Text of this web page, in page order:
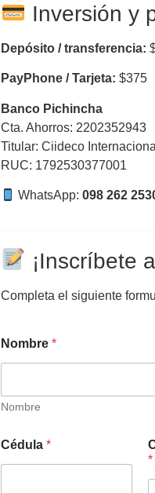
Inversión y
Depósito / transferencia:
PayPhone / Tarjeta: $375
Banco Pichincha
Cta. Ahorros: 2202352943
Titular: Ciideco Internacional
RUC: 1792530377001
WhatsApp:098 262
¡Inscríbete
Completa el siguiente
Nombre *
Nombre
Cédula *
*